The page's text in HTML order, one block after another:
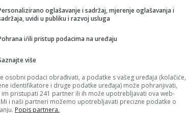
#poplave
oglašavanje i sadržaj, mjerenje oglašavanja i
uvidi u publiku i razvoj usluga
i/ili pristup podacima na uređaju
više
osobni podaci obrađivati, a podatke s vašeg uređaja (kolačiće,
identifikatore i druge podatke uređaja) može pohranjivati,
pristupati 241 partner ili ih može upotrebljavati ova web-
i naši partneri možemo upotrebljavati precizne podatke o
Popis partnera.